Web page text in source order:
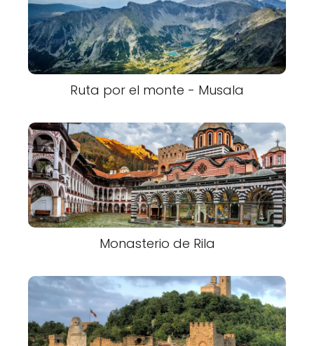
Ruta por el monte - Musala
Monasterio de Rila